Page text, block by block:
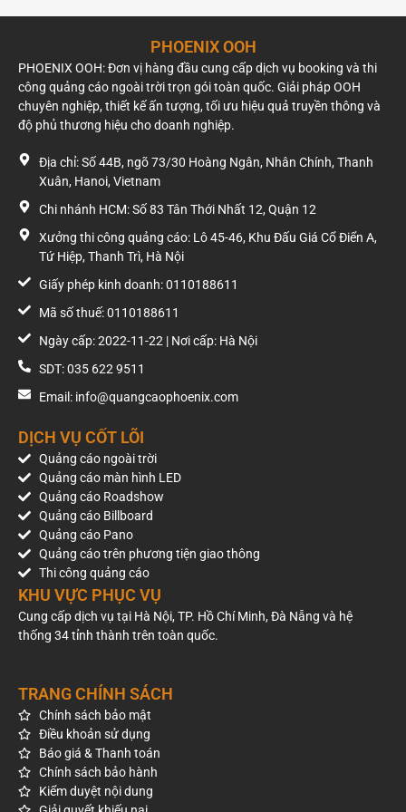
Đây cũng là tuyến đường kết nối quận Hai Bà Trưng với
ổn định trong cả giờ cao điểm buổi sáng lẫn buổi chiều.
Ưu điểm của biển quảng cáo
thông cao, vị trí tại ngã tư Bạch Mai – Thanh Nhàn thường
ghi nhận dòng xe giảm tốc hoặc dừng chờ đèn tín hiệu. Điều
này giúp người tham gia giao thông có thêm thời gian quan
Bên cạnh đó, diện tích 73,45 m² đủ lớn để triển khai các thiết
kế trực quan, hình ảnh nổi bật và thông điệp ngắn gọn, góp
Doanh nghiệp nào nên lựa chọn vị trí này?
Nhờ đặc điểm về vị trí và tệp khách hàng, pano 244 Bạch Mai
phù hợp với nhiều ngành hàng như:
Giáo dục, tuyển sinh và đào tạo.
Bệnh viện, phòng khám và dịch vụ chăm sóc sức khỏe.
Ngân hàng, bảo hiểm và tài chính.
Bất động sản và nhà ở.
Bán lẻ, siêu thị và trung tâm thương mại.
Công nghệ, điện tử và viễn thông.
Hàng tiêu dùng nhanh (FMCG).
Báo giá quảng cáo Pano tại 244 Bạch Mai
Giá thuê tham khảo của vị trí là 750.000.000 VNĐ/năm
(chưa bao gồm VAT). Mức giá có thể thay đổi theo thời điểm
hoặc xây dựng phương án quảng cáo ngoài trời phù hợp với
ngân sách, doanh nghiệp có thể liên hệ Phoenix OOH để được
tư vấn và hỗ trợ triển khai trọn gói.
PHOENIX OOH
PHOENIX OOH: Đơn vị hàng đầu cung cấp dịch vụ booking và thi
công quảng cáo ngoài trời trọn gói toàn quốc. Giải pháp OOH
chuyên nghiệp, thiết kế ấn tượng, tối ưu hiệu quả truyền thông và
độ phủ thương hiệu cho doanh nghiệp.
Địa chỉ: Số 44B, ngõ 73/30 Hoàng Ngân, Nhân Chính, Thanh
Xuân, Hanoi, Vietnam
Chi nhánh HCM: Số 83 Tân Thới Nhất 12, Quận 12
Xưởng thi công quảng cáo: Lô 45-46, Khu Đấu Giá Cổ Điển A,
Tứ Hiệp, Thanh Trì, Hà Nội
Giấy phép kinh doanh: 0110188611
Mã số thuế: 0110188611
Ngày cấp: 2022-11-22 | Nơi cấp: Hà Nội
SDT: 035 622 9511
Email: info@quangcaophoenix.com
DỊCH VỤ CỐT LÕI
Quảng cáo ngoài trời
Quảng cáo màn hình LED
Quảng cáo Roadshow
Quảng cáo Billboard
Quảng cáo Pano
Quảng cáo trên phương tiện giao thông
Thi công quảng cáo
KHU VỰC PHỤC VỤ
Cung cấp dịch vụ tại Hà Nội, TP. Hồ Chí Minh, Đà Nẵng và hệ
thống 34 tỉnh thành trên toàn quốc.
TRANG CHÍNH SÁCH
Chính sách bảo mật
Điều khoản sử dụng
Báo giá & Thanh toán
Chính sách bảo hành
Kiểm duyệt nội dung